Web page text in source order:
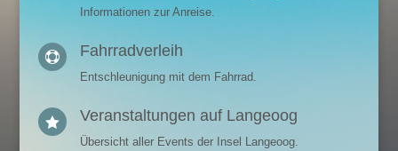
Informationen zur Anreise.
 Fahrradverleih
Entschleunigung mit dem Fahrrad.
 Veranstaltungen auf Langeoog
Übersicht aller Events der Insel Langeoog.